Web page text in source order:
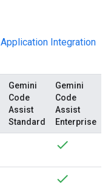
Application Integration
Gemini
Code
Assist
Standard
Gemini
Code
Assist
Enterprise